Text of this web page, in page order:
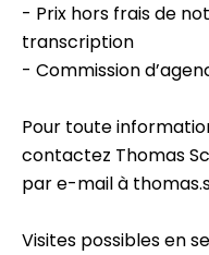
- Prix hors frais de
transcription
- Commission
Pour toute
contactez Thomas
par e-mail à
Visites possibles en